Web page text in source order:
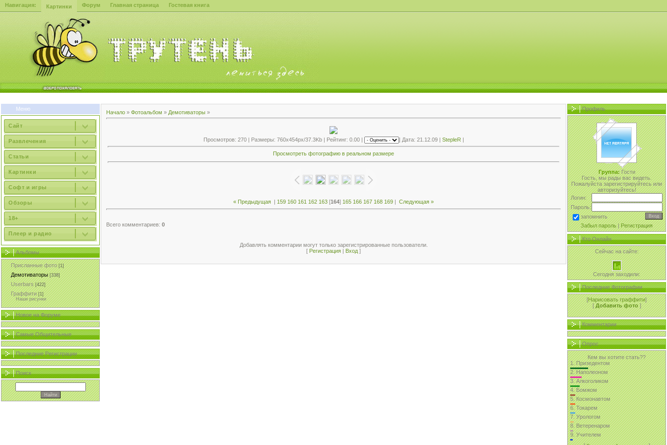
Навигация: Картинки Форум Главная страница Гостевая книга
Меню
Сайт
Развлечения
Статьи
Картинки
Софт и игры
Обзоры
18+
Плеер и радио
Альбомы
Присланные фото [1]
Демотиваторы [338]
Userbars [422]
Граффити [1]
Наши рисунки
Новое на Форуме
Самые Общительные
Последние Регистрации
Поиск
Начало » Фотоальбом » Демотиваторы »
Просмотров: 270 | Размеры: 760x454px/37.3Kb | Рейтинг: 0.00 | | Дата: 21.12.09 | StepleR |
Просмотреть фотографию в реальном размере
« Предыдущая | 159 160 161 162 163 [164] 165 166 167 168 169 | Следующая »
Всего комментариев: 0
Добавлять комментарии могут только зарегистрированные пользователи.
[ Регистрация Вход ]
Профиль
Группа:Гости
Гость, мы рады вас видеть.
Пожалуйста зарегистрируйтесь или
авторизуйтесь!
Логин:
Пароль:
запомнить
Забыл пароль|Регистрация
Кто Онлайн
Сейчас на сайте:
Сегодня заходили:
Последние Фотографии
[Нарисовать граффити]
[Добавить фото ]
Комментарии
Опрос
Кем вы хотите стать??
1.Призедентом
2.Наполеоном
3.Алкоголиком
4.Бомжом
5.Космонавтом
6.Токарем
7.Урологом
8.Ветеренаром
9.Учителем